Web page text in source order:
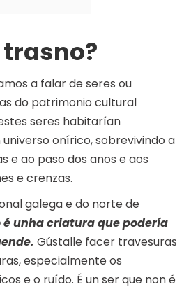
trasno?
a falar de seres ou
do patrimonio cultural
seres habitarían
onírico, sobrevivindo a
e ao paso dos anos e aos
e crenzas.
galega e do norte de
unha criatura que podería
Gústalle facer travesuras
especialmente os
e o ruído. É un ser que non é